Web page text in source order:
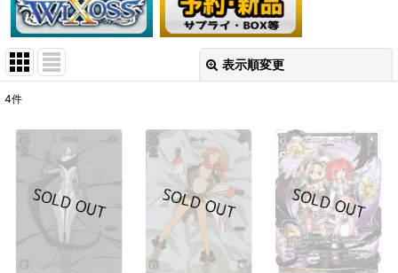
表示順変更
在庫あり
並び順:
絞り込む
4件